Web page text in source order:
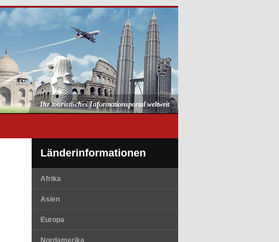
Ihr touristisches Informationsportal weltweit
Länderinformationen
Afrika
Asien
Europa
Nordamerika